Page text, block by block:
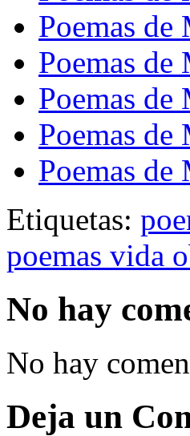
Poemas
Poemas
Poemas de
Poemas de
Poemas de
Etiquetas:
poemas vida
No hay
No hay
Deja un